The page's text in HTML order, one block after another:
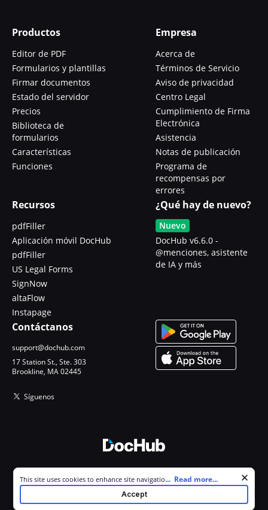
Productos
Editor de PDF
Formularios y plantillas
Firmar documentos
Estado del servidor
Precios
Biblioteca de
formularios
Características
Funciones
Empresa
Acerca de
Términos de Servicio
Aviso de privacidad
Centro Legal
Cumplimiento de Firma
Electrónica
Asistencia
Notas de publicación
Programa de
recompensas por
errores
Recursos
pdfFiller
Aplicación móvil DocHub
pdfFiller
US Legal Forms
SignNow
altaFlow
Instapage
¿Qué hay de nuevo?
Nuevo
DocHub v6.6.0 -
@menciones, asistente
de IA y más
Contáctanos
support@dochub.com
17 Station St., Ste. 303
Brookline, MA 02445
Síguenos
Todos los derechos reservados.
Cookie consent notice
This site uses cookies to enhance site navigation and personalize
your experience. By using this site you agree to our use of cookies as
described in our
. You can modify your selections by
... Read more...
Accept